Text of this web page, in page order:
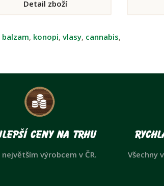
Detail zboží
balzam, konopi, vlasy, cannabis,
ceny na trhu
největším výrobcem v ČR. Všechny